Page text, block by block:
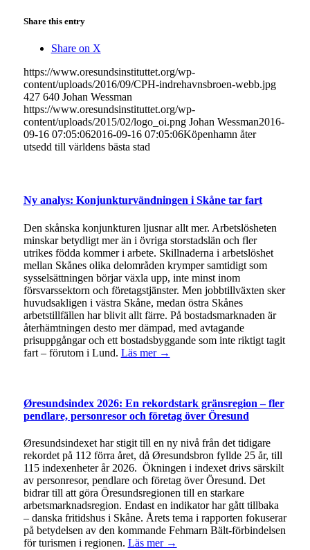
Share this entry
Share on X
https://www.oresundsinstituttet.org/wp-
content/uploads/2016/09/CPH-indrehavnsbroen-webb.jpg
427 640 Johan Wessman
https://www.oresundsinstituttet.org/wp-
content/uploads/2015/02/logo_oi.png Johan Wessman2016-
09-16 07:05:062016-09-16 07:05:06Köpenhamn åter
utsedd till världens bästa stad
Ny analys: Konjunkturvändningen i Skåne tar fart
Den skånska konjunkturen ljusnar allt mer. Arbetslösheten
minskar betydligt mer än i övriga storstadslän och fler
utrikes födda kommer i arbete. Skillnaderna i arbetslöshet
mellan Skånes olika delområden krymper samtidigt som
sysselsättningen börjar växla upp, inte minst inom
försvarssektorn och företagstjänster. Men jobbtillväxten sker
huvudsakligen i västra Skåne, medan östra Skånes
arbetstillfällen har blivit allt färre. På bostadsmarknaden är
återhämtningen desto mer dämpad, med avtagande
prisuppgångar och ett bostadsbyggande som inte riktigt tagit
fart – förutom i Lund. Läs mer →
Øresundsindex 2026: En rekordstark gränsregion – fler
pendlare, personresor och företag över Öresund
Øresundsindexet har stigit till en ny nivå från det tidigare
rekordet på 112 förra året, då Øresundsbron fyllde 25 år, till
115 indexenheter år 2026. Ökningen i indexet drivs särskilt
av personresor, pendlare och företag över Öresund. Det
bidrar till att göra Öresundsregionen till en starkare
arbetsmarknadsregion. Endast en indikator har gått tillbaka
– danska fritidshus i Skåne. Årets tema i rapporten fokuserar
på betydelsen av den kommande Fehmarn Bält-förbindelsen
för turismen i regionen. Läs mer →